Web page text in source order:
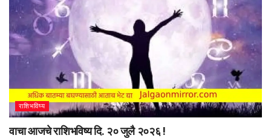
राशिभविष्य
वाचा आजचे राशिभविष्य दि. २० जुलै २०२६ !